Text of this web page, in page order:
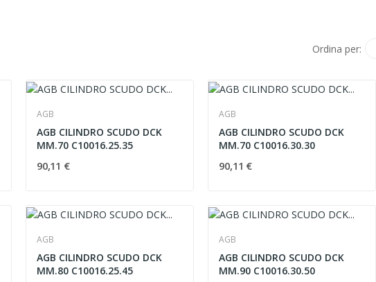
Ordina per:
AGB
AGB CILINDRO SCUDO DCK
MM.70 C10016.25.35
90,11 €
AGB
AGB CILINDRO SCUDO DCK
MM.70 C10016.30.30
90,11 €
AGB
AGB CILINDRO SCUDO DCK
MM.80 C10016.25.45
AGB
AGB CILINDRO SCUDO DCK
MM.90 C10016.30.50